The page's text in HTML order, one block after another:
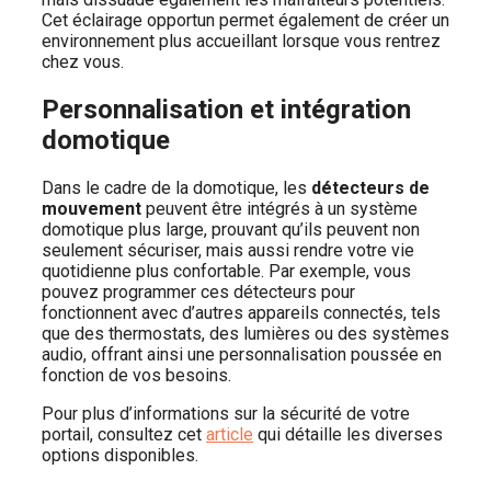
Cet éclairage opportun permet également de créer un
environnement plus accueillant lorsque vous rentrez
chez vous.
Personnalisation et intégration
domotique
Dans le cadre de la domotique, les détecteurs de
mouvement peuvent être intégrés à un système
domotique plus large, prouvant qu’ils peuvent non
seulement sécuriser, mais aussi rendre votre vie
quotidienne plus confortable. Par exemple, vous
pouvez programmer ces détecteurs pour
fonctionnent avec d’autres appareils connectés, tels
que des thermostats, des lumières ou des systèmes
audio, offrant ainsi une personnalisation poussée en
fonction de vos besoins.
Pour plus d’informations sur la sécurité de votre
portail, consultez cet article qui détaille les diverses
options disponibles.